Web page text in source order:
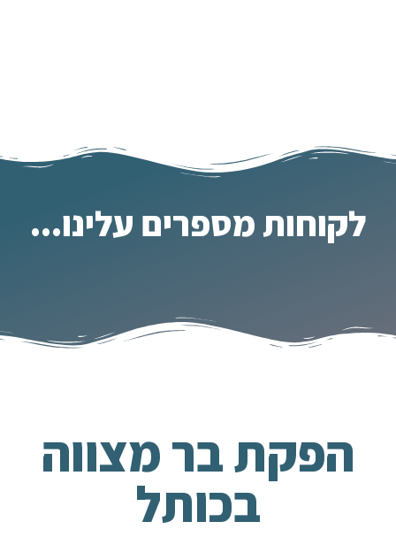
לקוחות מספרים עלינו...
הפקת בר מצווה
בכותל